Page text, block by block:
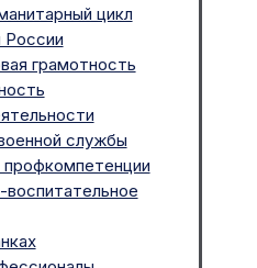
цикл
России
грамотность
службы